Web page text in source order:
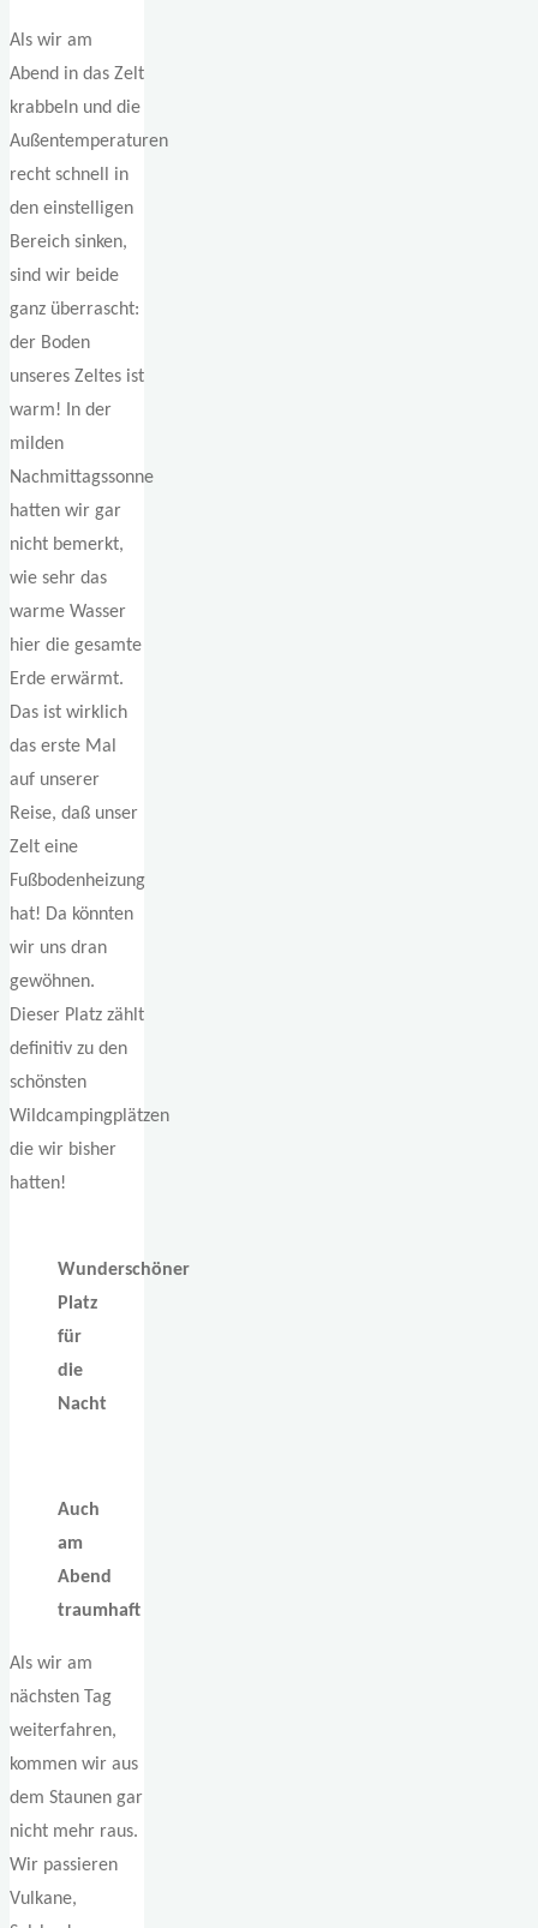
Als wir am
Abend in das Zelt
krabbeln und die
Außentemperaturen
recht schnell in
den einstelligen
Bereich sinken,
sind wir beide
ganz überrascht:
der Boden
unseres Zeltes ist
warm! In der
milden
Nachmittagssonne
hatten wir gar
nicht bemerkt,
wie sehr das
warme Wasser
hier die gesamte
Erde erwärmt.
Das ist wirklich
das erste Mal
auf unserer
Reise, daß unser
Zelt eine
Fußbodenheizung
hat! Da könnten
wir uns dran
gewöhnen.
Dieser Platz zählt
definitiv zu den
schönsten
Wildcampingplätzen
die wir bisher
hatten!
Wunderschöner
Platz
für
die
Nacht
Auch
am
Abend
traumhaft
Als wir am
nächsten Tag
weiterfahren,
kommen wir aus
dem Staunen gar
nicht mehr raus.
Wir passieren
Vulkane,